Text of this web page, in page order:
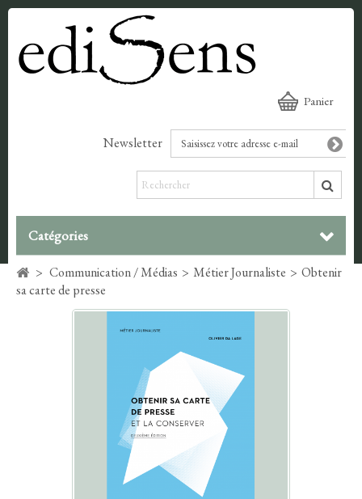
Panier
Newsletter
Catégories
> Communication / Médias > Métier Journaliste > Obtenir
sa carte de presse